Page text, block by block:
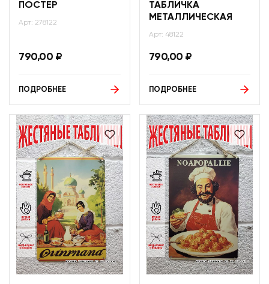
ПОСТЕР
Арт: 278122
790,00 ₽
ПОДРОБНЕЕ
ТАБЛИЧКА
МЕТАЛЛИЧЕСКАЯ
Арт: 48122
790,00 ₽
ПОДРОБНЕЕ